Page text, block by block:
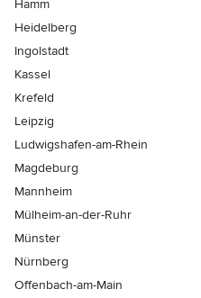
Hamm
Heidelberg
Ingolstadt
Kassel
Krefeld
Leipzig
Ludwigshafen-am-Rhein
Magdeburg
Mannheim
Mülheim-an-der-Ruhr
Münster
Nürnberg
Offenbach-am-Main